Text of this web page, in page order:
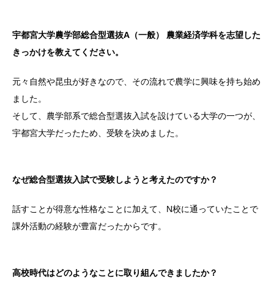
宇都宮大学農学部総合型選抜A（一般） 農業経済学科を志望した
きっかけを教えてください。
元々自然や昆虫が好きなので、その流れで農学に興味を持ち始め
ました。
そして、農学部系で総合型選抜入試を設けている大学の一つが、
宇都宮大学だったため、受験を決めました。
なぜ総合型選抜入試で受験しようと考えたのですか？
話すことが得意な性格なことに加えて、N校に通っていたことで
課外活動の経験が豊富だったからです。
高校時代はどのようなことに取り組んできましたか？